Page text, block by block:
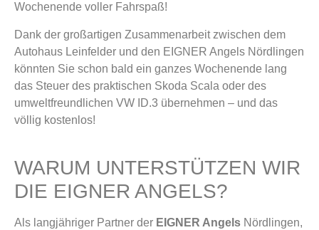
Wochenende voller Fahrspaß!
Dank der großartigen Zusammenarbeit zwischen dem
Autohaus Leinfelder und den EIGNER Angels Nördlingen
könnten Sie schon bald ein ganzes Wochenende lang
das Steuer des praktischen Skoda Scala oder des
umweltfreundlichen VW ID.3 übernehmen – und das
völlig kostenlos!
WARUM UNTERSTÜTZEN WIR
DIE EIGNER ANGELS?
Als langjähriger Partner der EIGNER Angels Nördlingen,